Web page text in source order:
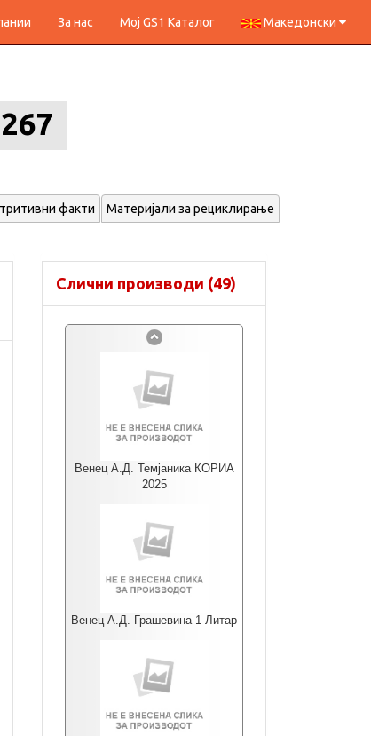
За нас Мој GS1 Каталог Македонски
факти Материјали за рециклирање
Слични производи (49)
Венец А.Д. Темјаника КОРИА
2025
Венец А.Д. Грашевина 1 Литар